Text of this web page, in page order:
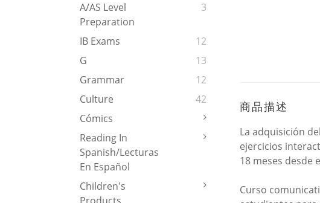
A/AS Level
Preparation
3
IB Exams
12
G
13
Grammar
12
Culture
42
Cómics
Reading In
Spanish/Lecturas
En Español
Children's
商品描述
La adquisición
ejercicios
18 meses desde
Curso